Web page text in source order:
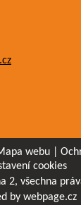
webu
cookies
2, všechna
by webpage.cz